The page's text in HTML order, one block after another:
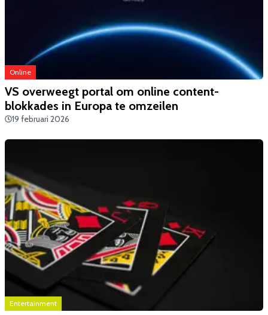
Online
VS overweegt portal om online content-
blokkades in Europa te omzeilen
19 februari 2026
Entertainment